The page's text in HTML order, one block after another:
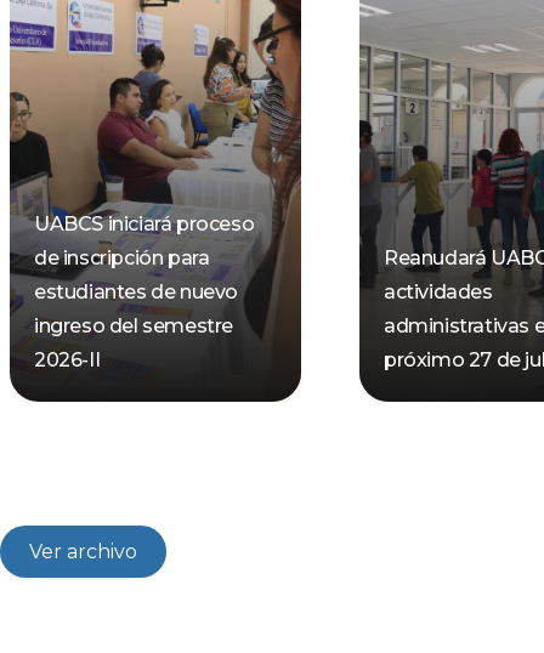
UABCS iniciará proceso
de inscripción para
estudiantes de nuevo
ingreso del semestre
2026-II
Reanudará
actividades
administrativas
próximo 27 de
Ver archivo